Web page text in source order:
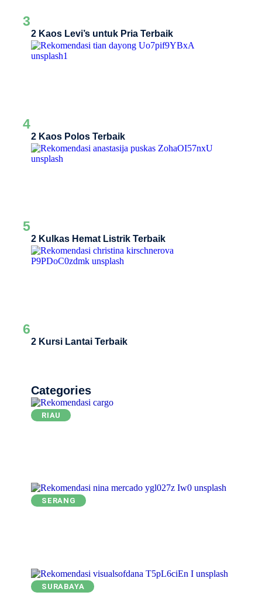
3
2 Kaos Levi’s untuk Pria Terbaik
4
2 Kaos Polos Terbaik
5
2 Kulkas Hemat Listrik Terbaik
6
2 Kursi Lantai Terbaik
Categories
RIAU
SERANG
SURABAYA